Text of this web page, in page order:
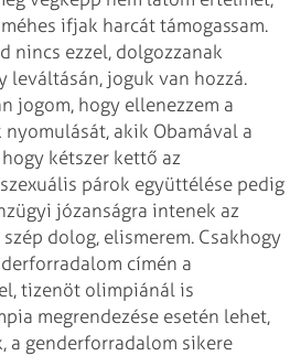
ifjak harcát támogassam.
nincs ezzel, dolgozzanak
leváltásán, joguk van hozzá.
jogom, hogy ellenezzem a
akik Obamával a
kétszer kettő az
párok együttélése pedig
józanságra intenek az
dolog, elismerem. Csakhogy
címén a
tizenöt olimpiánál is
megrendezése esetén lehet,
a genderforradalom sikere